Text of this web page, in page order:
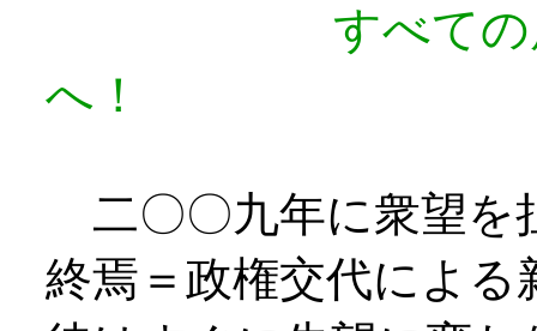
すべて
へ！
二〇〇九年に衆望を
終焉＝政権交代によ